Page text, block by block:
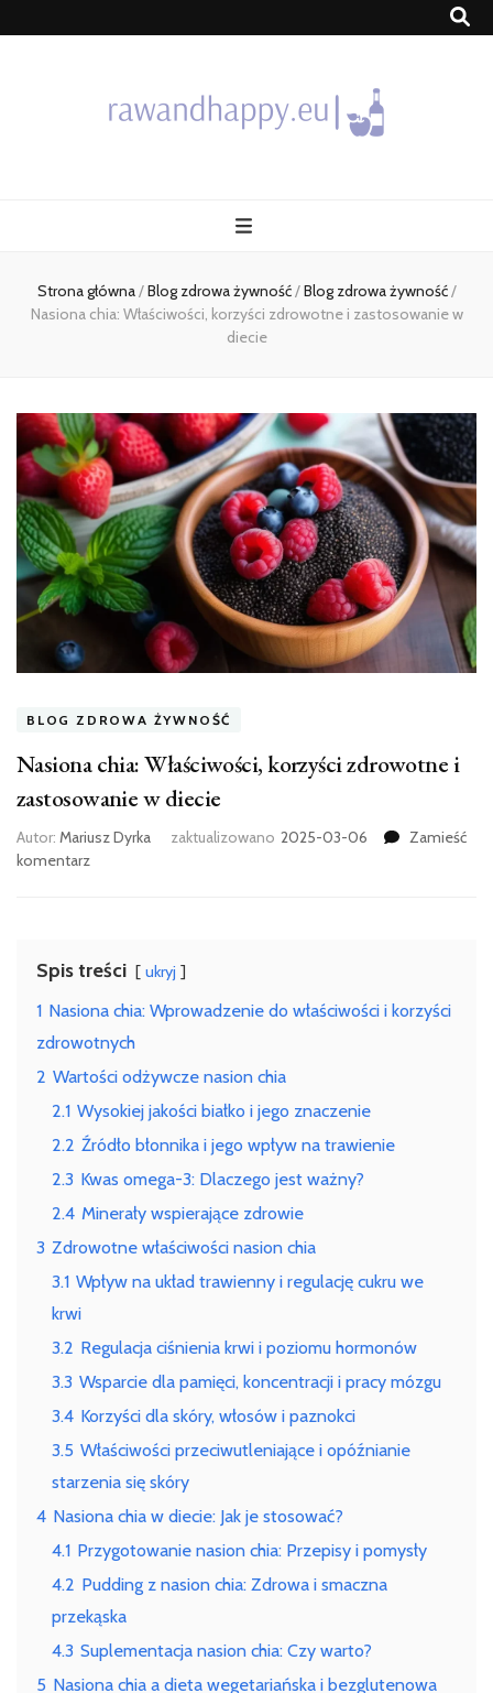
Strona główna/Blog zdrowa żywność/Blog zdrowa żywność/
Nasiona chia: Właściwości, korzyści zdrowotne i zastosowanie w
diecie
BLOG ZDROWA ŻYWNOŚĆ
Nasiona chia: Właściwości, korzyści zdrowotne i
zastosowanie w diecie
Autor: Mariusz Dyrka zaktualizowano 2025-03-06
Zamieść
komentarzwe
korzyści
i
zastosowanie
diecie
Spis treści ukryj
1 Nasiona chia: Wprowadzenie do właściwości i korzyści
zdrowotnych
2 Wartości odżywcze nasion chia
2.1 Wysokiej jakości białko i jego znaczenie
2.2 Źródło błonnika i jego wpływ na trawienie
2.3 Kwas omega-3: Dlaczego jest ważny?
2.4 Minerały wspierające zdrowie
3 Zdrowotne właściwości nasion chia
3.1 Wpływ na układ trawienny i regulację cukru we
krwi
3.2 Regulacja ciśnienia krwi i poziomu hormonów
3.3 Wsparcie dla pamięci, koncentracji i pracy mózgu
3.4 Korzyści dla skóry, włosów i paznokci
3.5 Właściwości przeciwutleniające i opóźnianie
starzenia się skóry
4 Nasiona chia w diecie: Jak je stosować?
4.1 Przygotowanie nasion chia: Przepisy i pomysły
4.2 Pudding z nasion chia: Zdrowa i smaczna
przekąska
4.3 Suplementacja nasion chia: Czy warto?
5 Nasiona chia a dieta wegetariańska i bezglutenowa